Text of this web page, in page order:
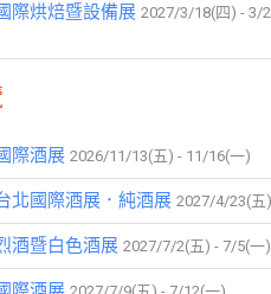
際烘焙暨設備展 2027/3/18(四) - 3/
際酒展 2026/11/13(五) - 11/16(一)
北國際酒展．純酒展 2027/4/23(五
酒暨白色酒展 2027/7/2(五) - 7/5(一)